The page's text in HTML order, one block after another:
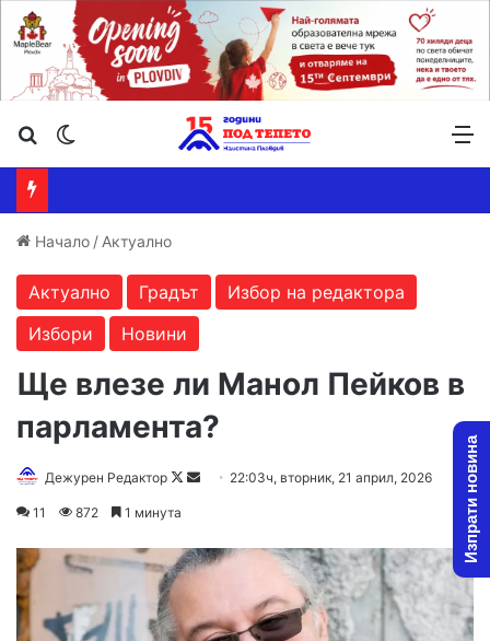
Търсене ...
Начало / Актуално
Актуално Градът
Избор на редактора
Избори
Новини
Ще влезе ли Манол Пейков в
парламента?
Дежурен Редактор
Follow
Send 22:03ч, вторник, 21 април, 2026
11 872 1 минута Изпрати новина